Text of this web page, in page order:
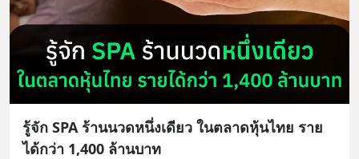
รู้จัก SPA ร้านนวดหนึ่งเดียว ในตลาดหุ้นไทย ราย
ได้กว่า 1,400 ล้านบาท